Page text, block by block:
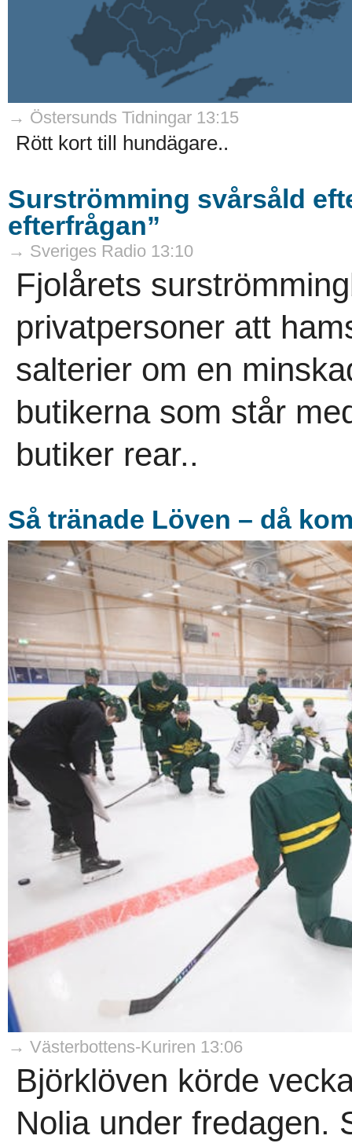
→ Östersunds Tidningar 13:15
Rött kort till hundägare..
Surströmming svårsåld
efterfrågan”
→ Sveriges Radio 13:10
Fjolårets
privatpersoner att
salterier om en
butikerna som står
butiker rear..
Så tränade Löven – då
→ Västerbottens-Kuriren 13:06
Björklöven körde
Nolia under fredagen.